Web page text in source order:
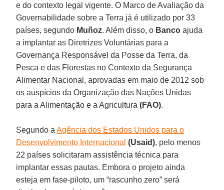
e do contexto legal vigente. O Marco de Avaliação da
Governabilidade sobre a Terra já é utilizado por 33
países, segundo Muñoz. Além disso, o Banco ajuda
a implantar as Diretrizes Voluntárias para a
Governança Responsável da Posse da Terra, da
Pesca e das Florestas no Contexto da Segurança
Alimentar Nacional, aprovadas em maio de 2012 sob
os auspícios da Organização das Nações Unidas
para a Alimentação e a Agricultura(FAO).
Segundo aAgência dos Estados Unidos para o
Desenvolvimento Internacional (Usaid), pelo menos
22 países solicitaram assistência técnica para
implantar essas pautas. Embora o projeto ainda
esteja em fase-piloto, um “rascunho zero” será